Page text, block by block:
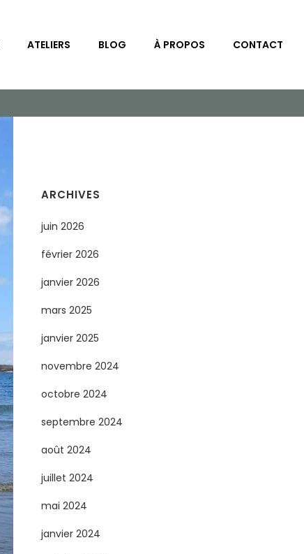
ATELIERS BLOG À PROPOS CONTACT
ARCHIVES
juin 2026
février 2026
janvier 2026
mars 2025
janvier 2025
novembre 2024
octobre 2024
septembre 2024
août 2024
juillet 2024
mai 2024
janvier 2024